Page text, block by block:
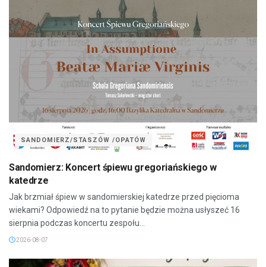
SANDOMIERZ/STASZÓW /OPATÓW
Sandomierz: Koncert śpiewu gregoriańskiego w
katedrze
Jak brzmiał śpiew w sandomierskiej katedrze przed pięcioma
wiekami? Odpowiedź na to pytanie będzie można usłyszeć 16
sierpnia podczas koncertu zespołu...
2026-08-07